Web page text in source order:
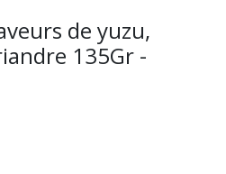
de yuzu,
135Gr -